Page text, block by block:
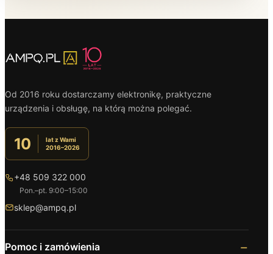
Od 2016 roku dostarczamy elektronikę, praktyczne
urządzenia i obsługę, na którą można polegać.
10
lat z Wami
2016–2026
+48 509 322 000
Pon.–pt. 9:00–15:00
sklep@ampq.pl
Pomoc i zamówienia